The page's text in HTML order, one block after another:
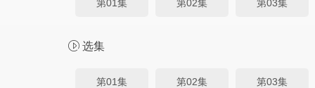
第01集 第02集 第03集
选集
第01集 第02集 第03集